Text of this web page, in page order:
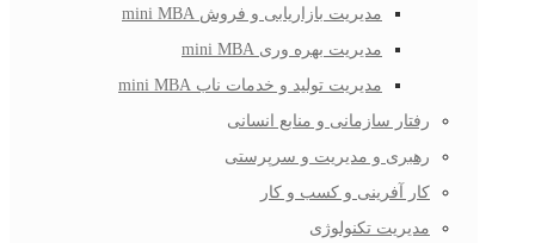
مدیریت بازاریابی و فروش mini MBA
مدیریت بهره وری mini MBA
مدیریت تولید و خدمات ناب mini MBA
رفتار سازمانی و منابع انسانی
رهبری و مدیریت و سرپرستی
کار آفرینی و کسب و کار
مدیریت تکنولوژی